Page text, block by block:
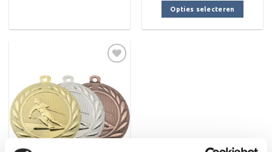
Opties selecteren
Toevoegen
aan
verlanglijst